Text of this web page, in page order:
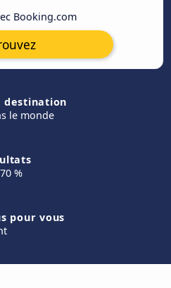
Booking.com
destination
le monde
%
pour vous